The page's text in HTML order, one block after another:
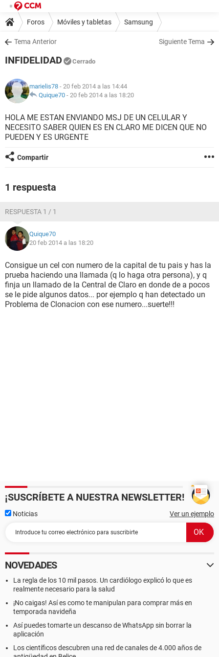
Foros Móviles y tabletas Samsung
Tema Anterior Siguiente Tema
INFIDELIDAD Cerrado
marielis78 - 20 feb 2014 a las 14:44
Quique70 - 20 feb 2014 a las 18:20
HOLA ME ESTAN ENVIANDO MSJ DE UN CELULAR Y
NECESITO SABER QUIEN ES EN CLARO ME DICEN QUE NO
PUEDEN Y ES URGENTE
Compartir
1 respuesta
RESPUESTA 1 / 1
Quique70
20 feb 2014 a las 18:20
Consigue un cel con numero de la capital de tu pais y has la
prueba haciendo una llamada (q lo haga otra persona), y q
finja un llamado de la Central de Claro en donde de a pocos
se le pide algunos datos... por ejemplo q han detectado un
Problema de Clonacion con ese numero...suerte!!!
¡SUSCRÍBETE A NUESTRA NEWSLETTER!
Noticias Ver un ejemplo
NOVEDADES
La regla de los 10 mil pasos. Un cardiólogo explicó lo que es
realmente necesario para la salud
¡No caigas! Así es como te manipulan para comprar más en
temporada navideña
Así puedes tomarte un descanso de WhatsApp sin borrar la
aplicación
Los científicos descubren una red de canales de 4.000 años de